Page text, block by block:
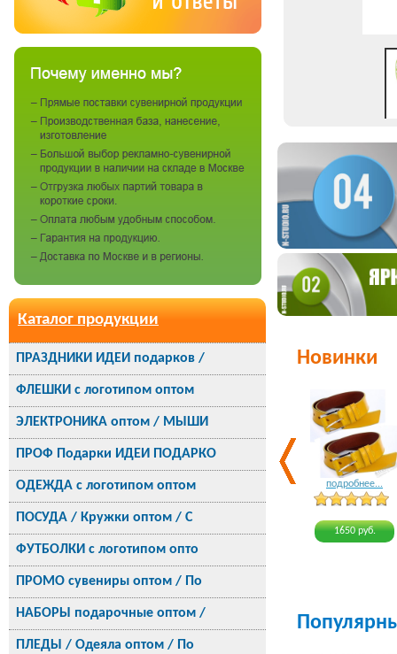
Каталог продукции
ПРАЗДНИКИ ИДЕИ подарков /
ФЛЕШКИ с логотипом оптом
ЭЛЕКТРОНИКА оптом / МЫШИ
ПРОФ Подарки ИДЕИ ПОДАРКО
ОДЕЖДА с логотипом оптом
ПОСУДА / Кружки оптом / С
ФУТБОЛКИ с логотипом опто
ПРОМО сувениры оптом / По
НАБОРЫ подарочные оптом /
ПЛЕДЫ / Одеяла оптом / По
Новинки
подробнее...
1650 руб.